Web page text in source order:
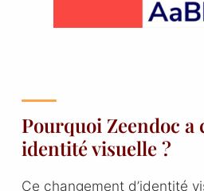
Pourquoi Zeendoc a
identité visuelle ?
Ce changement d’identité